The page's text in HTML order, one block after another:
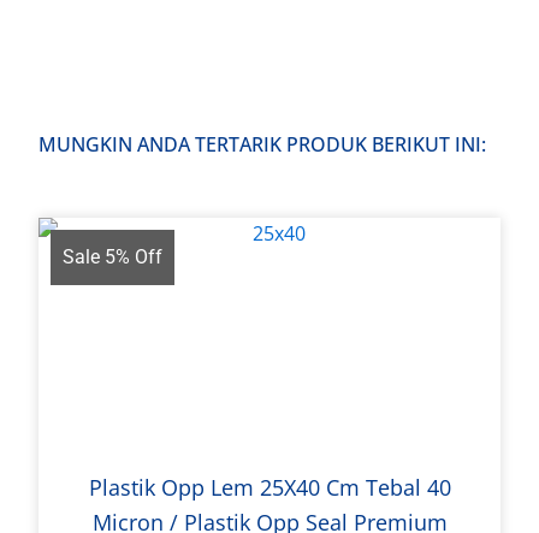
MUNGKIN ANDA TERTARIK PRODUK BERIKUT INI:
Sale 5% Off
Plastik Opp Lem 25X40 Cm Tebal 40
Micron / Plastik Opp Seal Premium